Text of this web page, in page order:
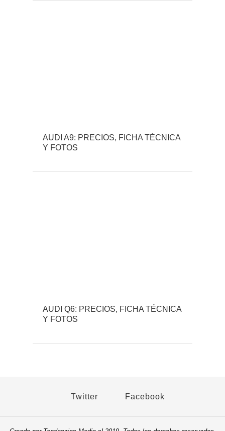
AUDI A9: PRECIOS, FICHA TÉCNICA
Y FOTOS
AUDI Q6: PRECIOS, FICHA TÉCNICA
Y FOTOS
Twitter Facebook